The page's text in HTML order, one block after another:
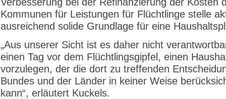
Kommunen für Leistungen für Flüchtlinge stelle
ausreichend solide Grundlage für eine
„Aus unserer Sicht ist es daher nicht
einen Tag vor dem Flüchtlingsgipfel, einen
vorzulegen, der die dort zu treffenden
Bundes und der Länder in keiner Weise
kann“, erläutert Kuckels.